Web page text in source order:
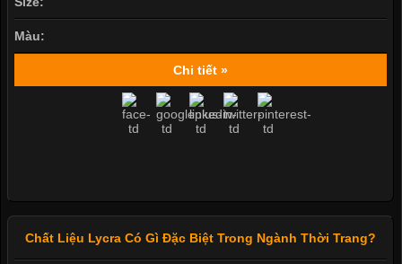
Màu:
Chi tiết »
Chất Liệu Lycra Có Gì Đặc Biệt Trong Ngành Thời Trang?